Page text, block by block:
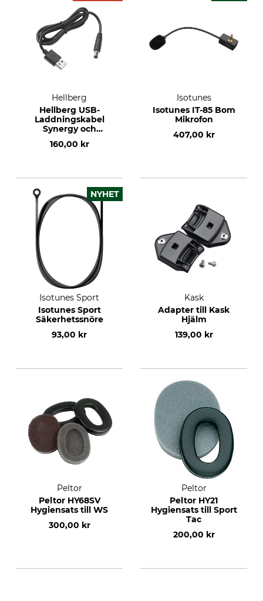
Hellberg
Hellberg USB-
Laddningskabel
Synergy och
Xstream
160,00 kr
Isotunes
Isotunes IT-85 Bom
Mikrofon
407,00 kr
NYHET
Isotunes Sport
Isotunes Sport
Säkerhetssnöre
93,00 kr
Kask
Adapter till Kask
Hjälm
139,00 kr
Peltor
Peltor HY68SV
Hygiensats till WS
300,00 kr
Peltor
Peltor HY21
Hygiensats till Sport
Tac
200,00 kr